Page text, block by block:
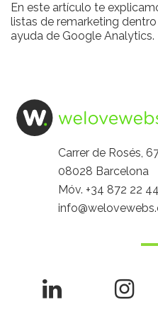
En este artículo te
listas de remarketing
ayuda de Google Analytics.
Carrer de Rosés,
08028 Barcelona
Móv.+34 872 22